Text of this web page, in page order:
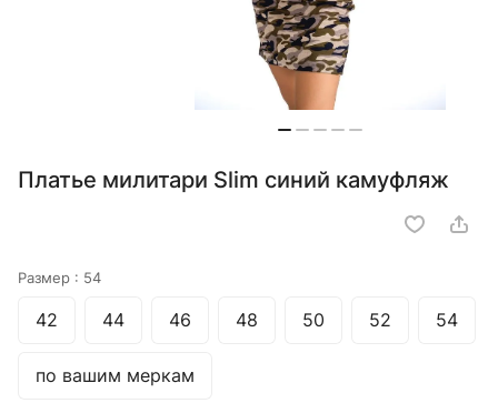
Платье милитари Slim синий камуфляж
Размер : 54
42 44 46 48 50 52 54
по вашим меркам